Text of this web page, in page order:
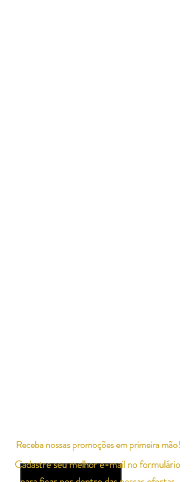
Cadastre seu melhor e-mail no formulário
Receba nossas promoções em primeira mão!